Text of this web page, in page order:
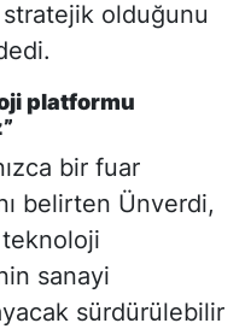
stratejik olduğunu
platformu
bir fuar
belirten Ünverdi,
sanayi
sürdürülebilir